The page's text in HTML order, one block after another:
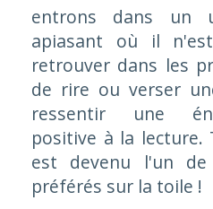
entrons dans un
apiasant où il
retrouver dans les
de rire ou verser
ressentir une
positive à la lecture.
est devenu l'un de
préférés sur la toile !